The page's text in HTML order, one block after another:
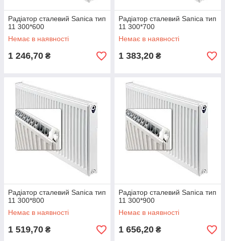
Радіатор сталевий Ѕапіса тип
11 300*600
Немає в наявності
1 246,70 ₴
Радіатор сталевий Ѕапіса тип
11 300*700
Немає в наявності
1 383,20 ₴
Радіатор сталевий Ѕапіса тип
11 300*800
Немає в наявності
1 519,70 ₴
Радіатор сталевий Ѕапіса тип
11 300*900
Немає в наявності
1 656,20 ₴